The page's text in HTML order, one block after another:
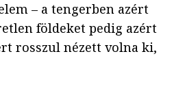
– a tengerben azért
földeket pedig azért
rosszul nézett volna ki,